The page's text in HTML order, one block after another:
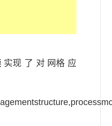
实现 了 对 网格 应